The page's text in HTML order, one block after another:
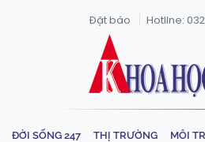
Đặt báo Hotline:
ĐỜI SỐNG 247 THỊ TRƯỜNG MÔI